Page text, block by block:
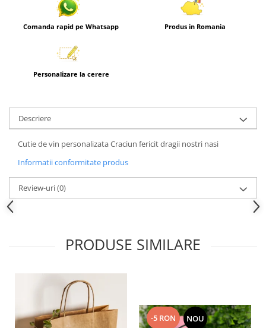
Comanda rapid pe Whatsapp Produs in Romania
Personalizare la cerere
Descriere
Cutie de vin personalizata Craciun fericit dragii nostri nasi
Informatii conformitate produs
Review-uri(0)
PRODUSE SIMILARE
-5 RON NOU